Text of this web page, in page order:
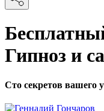
Гипноз и
Сто секретов вашего